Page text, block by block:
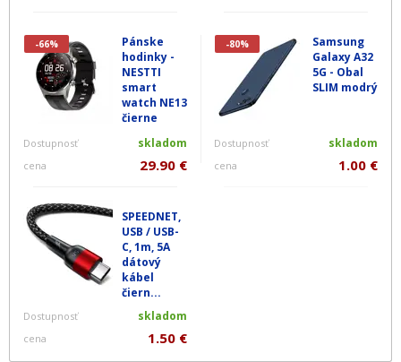
-66%
Pánske
hodinky -
NESTTI
smart
watch NE13
čierne
Dostupnosť skladom
cena 29.90 €
-80%
Samsung
Galaxy A32
5G - Obal
SLIM modrý
Dostupnosť skladom
cena 1.00 €
SPEEDNET,
USB / USB-
C, 1m, 5A
dátový
kábel
čiern...
Dostupnosť skladom
cena 1.50 €